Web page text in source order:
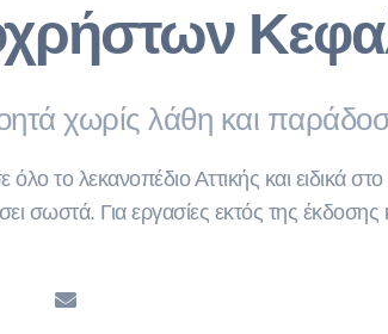
χωρίς λάθη και
το λεκανοπέδιο Αττικής και ειδικά στο
σωστά. Για εργασίες εκτός της